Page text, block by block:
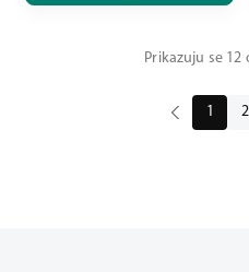
Prikazuju se 12
1 2